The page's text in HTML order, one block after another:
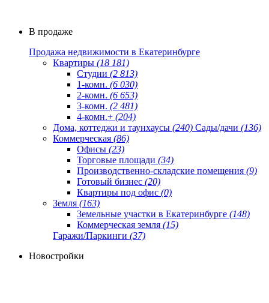
В продаже
Продажа недвижимости в Екатеринбурге
Квартиры (18 181)
Студии (2 813)
1-комн. (6 030)
2-комн. (6 653)
3-комн. (2 481)
4-комн.+ (204)
Дома, коттеджи и таунхаусы (240) Сады/дачи (136)
Коммерческая (86)
Офисы (23)
Торговые площади (34)
Производственно-складские помещения (9)
Готовый бизнес (20)
Квартиры под офис (0)
Земля (163)
Земельные участки в Екатеринбурге (148)
Коммерческая земля (15)
Гаражи/Паркинги (37)
Новостройки